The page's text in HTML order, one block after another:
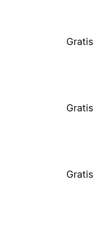
Gratis
Gratis
Gratis